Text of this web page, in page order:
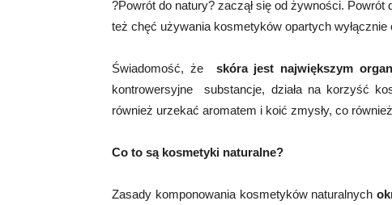
?Powrót do natury? zaczął się od żywności.
też chęć używania kosmetyków opartych
Świadomość, że skóra jest największym
kontrowersyjne substancje, działa na korzyść
również urzekać aromatem i koić zmysły, co
Co to są kosmetyki naturalne?
Zasady komponowania kosmetyków naturalnych